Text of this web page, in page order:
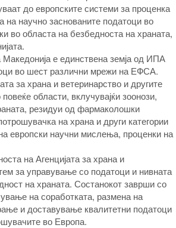
до европските системи за проценка
на научно заснованите податоци во
во областа на безбедноста на храната,
е единствена земја од ИПА
во шест различни мрежи на ЕФСА.
за храна и ветеринарство и другите
области, вклучувајќи зоонози,
резидуи од фармаколошки
на храна и други категории
европски научни мислења, проценки на
на Агенцијата за храна и
за управување со податоци и нивната
на храната. Состанокот заврши со
на соработката, размена на
и доставување квалитетни податоци
во Европа.